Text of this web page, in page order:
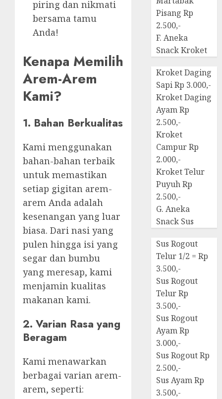
piring dan nikmati
bersama tamu
Anda!
Kenapa Memilih
Arem-Arem
Kami?
1. Bahan Berkualitas
Kami menggunakan
bahan-bahan terbaik
untuk memastikan
setiap gigitan arem-
arem Anda adalah
kesenangan yang luar
biasa. Dari nasi yang
pulen hingga isi yang
segar dan bumbu
yang meresap, kami
menjamin kualitas
makanan kami.
2. Varian Rasa yang
Beragam
Kami menawarkan
berbagai varian arem-
arem, seperti:
Pisang Rp
2.500,-
F. Aneka
Snack Kroket
Kroket Daging
Sapi Rp 3.000,-
Kroket Daging
Ayam Rp
2.500,-
Kroket
Campur Rp
2.000,-
Kroket Telur
Puyuh Rp
2.500,-
G. Aneka
Snack Sus
Sus Rogout
Telur 1/2 = Rp
3.500,-
Sus Rogout
Telur Rp
3.500,-
Sus Rogout
Ayam Rp
3.000,-
Sus Rogout Rp
2.500,-
Sus Ayam Rp
3.500,-